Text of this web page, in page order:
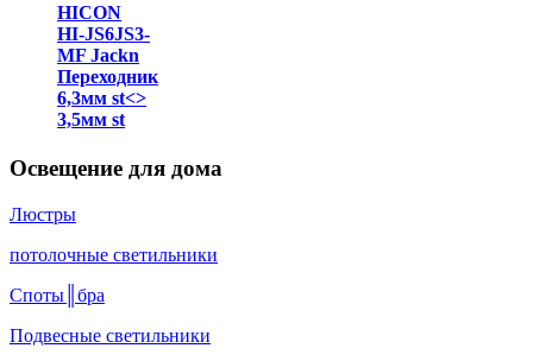
HICON
HI-JS6JS3-
MF Jackn
Переходник
6,3мм st<>
3,5мм st
Освещение для дома
Люстры
потолочные светильники
Споты║бра
Подвесные светильники